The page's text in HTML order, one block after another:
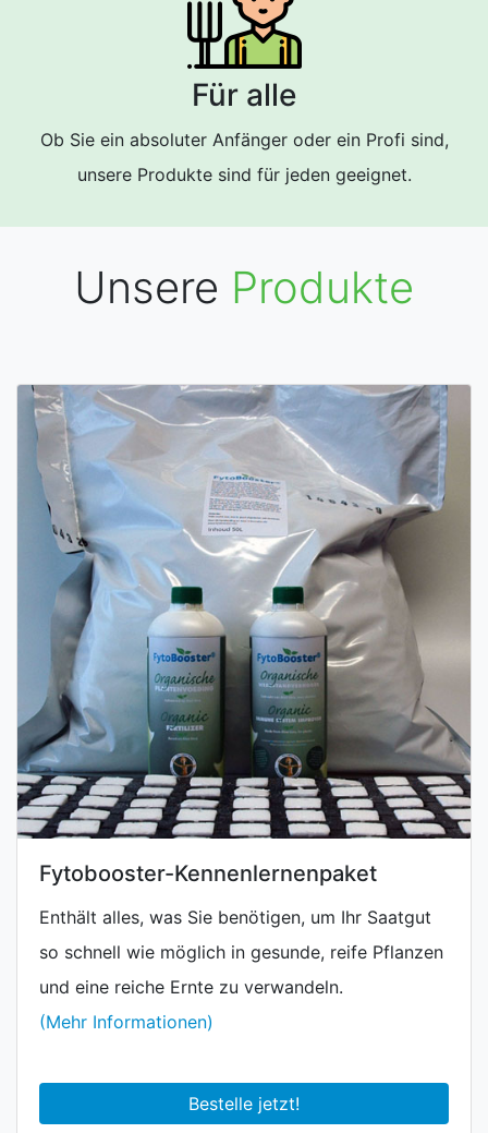
Für alle
Ob Sie ein absoluter Anfänger oder ein Profi sind,
unsere Produkte sind für jeden geeignet.
Unsere Produkte
Fytobooster-Kennenlernenpaket
Enthält alles, was Sie benötigen, um Ihr Saatgut
so schnell wie möglich in gesunde, reife Pflanzen
und eine reiche Ernte zu verwandeln.
(Mehr Informationen)
Bestelle jetzt!